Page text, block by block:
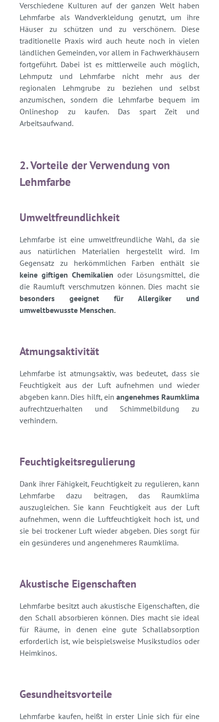
Verschiedene Kulturen auf der ganzen Welt haben
Lehmfarbe als Wandverkleidung genutzt, um ihre
Häuser zu schützen und zu verschönern. Diese
traditionelle Praxis wird auch heute noch in vielen
ländlichen Gemeinden, vor allem in Fachwerkhäusern
fortgeführt. Dabei ist es mittlerweile auch möglich,
Lehmputz und Lehmfarbe nicht mehr aus der
regionalen Lehmgrube zu beziehen und selbst
anzumischen, sondern die Lehmfarbe bequem im
Onlineshop zu kaufen. Das spart Zeit und
Arbeitsaufwand.
2. Vorteile der Verwendung von
Lehmfarbe
Umweltfreundlichkeit
Lehmfarbe ist eine umweltfreundliche Wahl, da sie
aus natürlichen Materialien hergestellt wird. Im
Gegensatz zu herkömmlichen Farben enthält sie
keine giftigen Chemikalien oder Lösungsmittel, die
die Raumluft verschmutzen können. Dies macht sie
besonders geeignet für Allergiker und
umweltbewusste Menschen.
Atmungsaktivität
Lehmfarbe ist atmungsaktiv, was bedeutet, dass sie
Feuchtigkeit aus der Luft aufnehmen und wieder
abgeben kann. Dies hilft, ein angenehmes Raumklima
aufrechtzuerhalten und Schimmelbildung zu
verhindern.
Feuchtigkeitsregulierung
Dank ihrer Fähigkeit, Feuchtigkeit zu regulieren, kann
Lehmfarbe dazu beitragen, das Raumklima
auszugleichen. Sie kann Feuchtigkeit aus der Luft
aufnehmen, wenn die Luftfeuchtigkeit hoch ist, und
sie bei trockener Luft wieder abgeben. Dies sorgt für
ein gesünderes und angenehmeres Raumklima.
Akustische Eigenschaften
Lehmfarbe besitzt auch akustische Eigenschaften, die
den Schall absorbieren können. Dies macht sie ideal
für Räume, in denen eine gute Schallabsorption
erforderlich ist, wie beispielsweise Musikstudios oder
Heimkinos.
Gesundheitsvorteile
Lehmfarbe kaufen, heißt in erster Linie sich für eine